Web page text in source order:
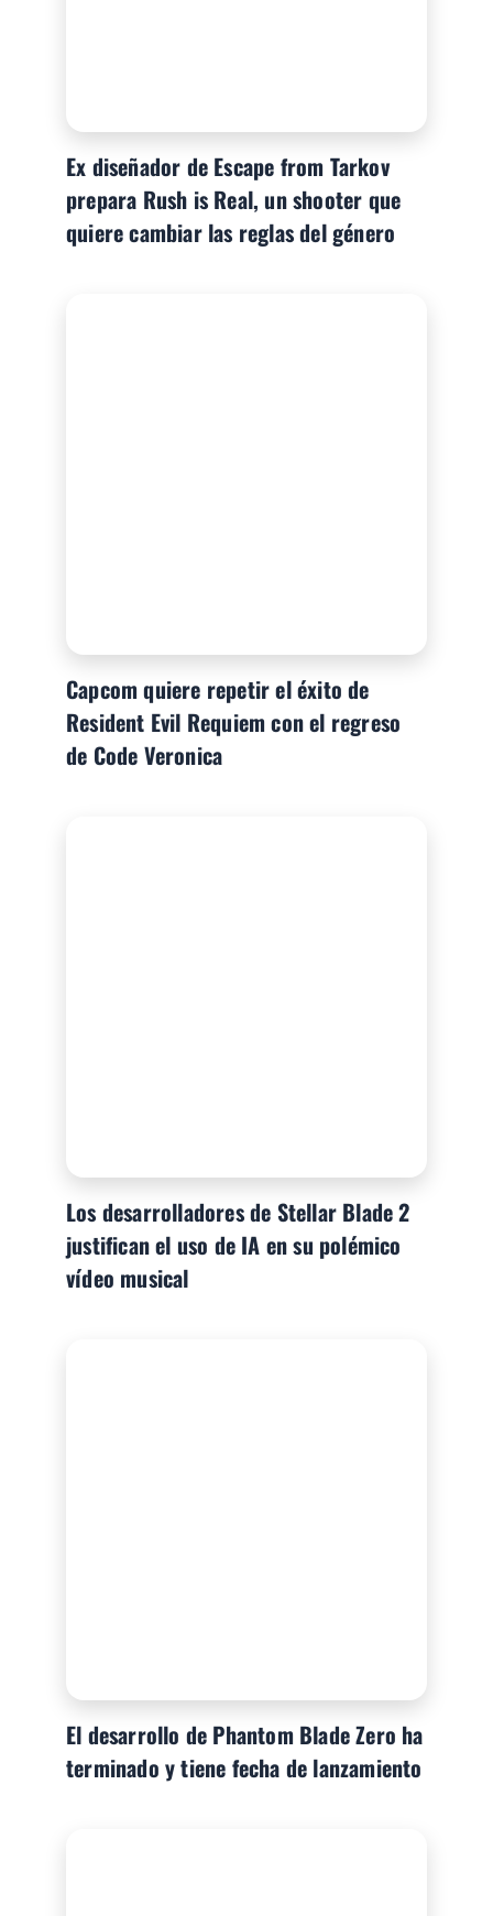
Ex diseñador de Escape from Tarkov
prepara Rush is Real, un shooter que
quiere cambiar las reglas del género
Capcom quiere repetir el éxito de
Resident Evil Requiem con el regreso
de Code Veronica
Los desarrolladores de Stellar Blade 2
justifican el uso de IA en su polémico
vídeo musical
El desarrollo de Phantom Blade Zero ha
terminado y tiene fecha de lanzamiento